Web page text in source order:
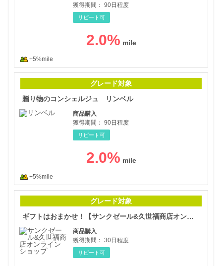
獲得期間： 90日程度
リピート可
2.0%
+5%mile
グレード対象
贈り物のコンシェルジュ リンベル
商品購入
獲得期間： 90日程度
リピート可
2.0%
+5%mile
グレード対象
ギフトはおまかせ！【サンクゼール&久世福商店オンラインショップ】
商品購入
獲得期間： 30日程度
リピート可